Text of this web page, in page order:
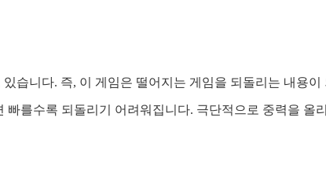
습니다. 즉, 이 게임은 떨어지는 게임을 되돌리는 내용
를수록 되돌리기 어려워집니다. 극단적으로 중력을